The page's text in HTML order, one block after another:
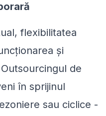
flexibilitatea
și
de
în sprijinul
sau ciclice -